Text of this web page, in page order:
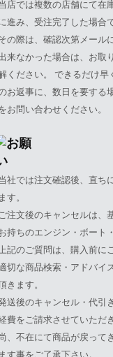
店では複数の店舗にて在
進み、受注完了した場合
の際は、確認次第メール
来なかった場合は、お取
ください。 できるだけ
お返事に、数日を要する
お問い合わせください。
社では注文確認後、直ち
ます。
注文後のキャンセルは、
持ちのエンジン・ボート
記のご質問は、購入前に
切な商品検索・アドバイ
きます。
送後のキャンセル・代引
費をご請求させていただ
、不在にて商品が戻って
ます事をご了承下さい。